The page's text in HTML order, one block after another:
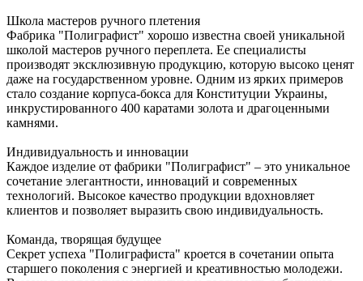
Школа мастеров ручного плетения
Фабрика "Полиграфист" хорошо известна своей уникальной
школой мастеров ручного переплета. Ее специалисты
производят эксклюзивную продукцию, которую высоко ценят
даже на государственном уровне. Одним из ярких примеров
стало создание корпуса-бокса для Конституции Украины,
инкрустированного 400 каратами золота и драгоценными
камнями.
Индивидуальность и инновации
Каждое изделие от фабрики "Полиграфист" – это уникальное
сочетание элегантности, инноваций и современных
технологий. Высокое качество продукции вдохновляет
клиентов и позволяет выразить свою индивидуальность.
Команда, творящая будущее
Секрет успеха "Полиграфиста" кроется в сочетании опыта
старшего поколения с энергией и креативностью молодежи.